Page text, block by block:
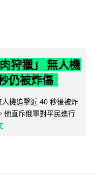
狩獵」 無人機
仍被炸傷
機追擊近 40 秒後被炸
他直斥俄軍對平民進行